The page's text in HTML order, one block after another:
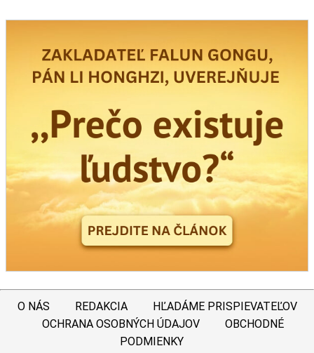
O NÁS REDAKCIA
HĽADÁME PRISPIEVATEĽOV
OCHRANA OSOBNÝCH ÚDAJOV
OBCHODNÉ
PODMIENKY